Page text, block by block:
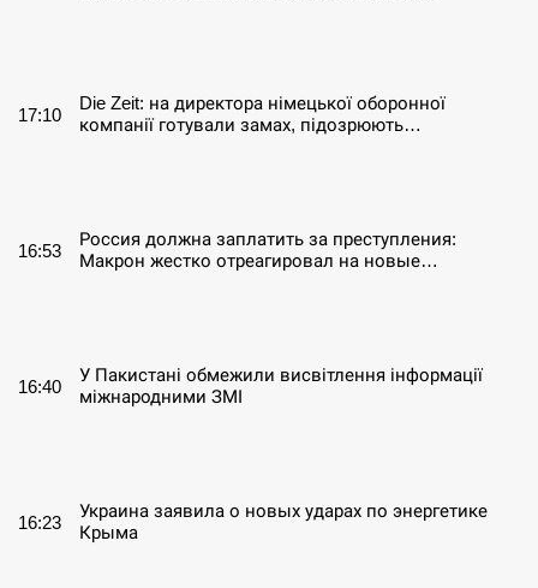
17:10
Die Zeit: на директора німецької оборонної
компанії готували замах, підозрюють…
16:53
Россия должна заплатить за преступления:
Макрон жестко отреагировал на новые…
16:40
У Пакистані обмежили висвітлення інформації
міжнародними ЗМІ
16:23
Украина заявила о новых ударах по энергетике
Крыма